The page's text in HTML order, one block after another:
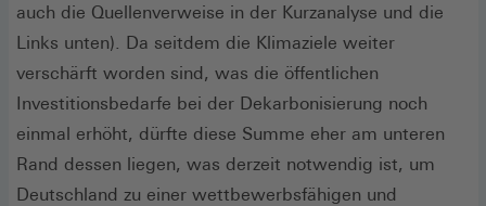
auch die Quellenverweise in der Kurzanalyse und die
Links unten). Da seitdem die Klimaziele weiter
verschärft worden sind, was die öffentlichen
Investitionsbedarfe bei der Dekarbonisierung noch
einmal erhöht, dürfte diese Summe eher am unteren
Rand dessen liegen, was derzeit notwendig ist, um
Deutschland zu einer wettbewerbsfähigen und